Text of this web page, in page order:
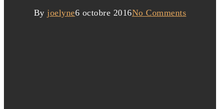
By joelyne6 octobre 2016No Comments